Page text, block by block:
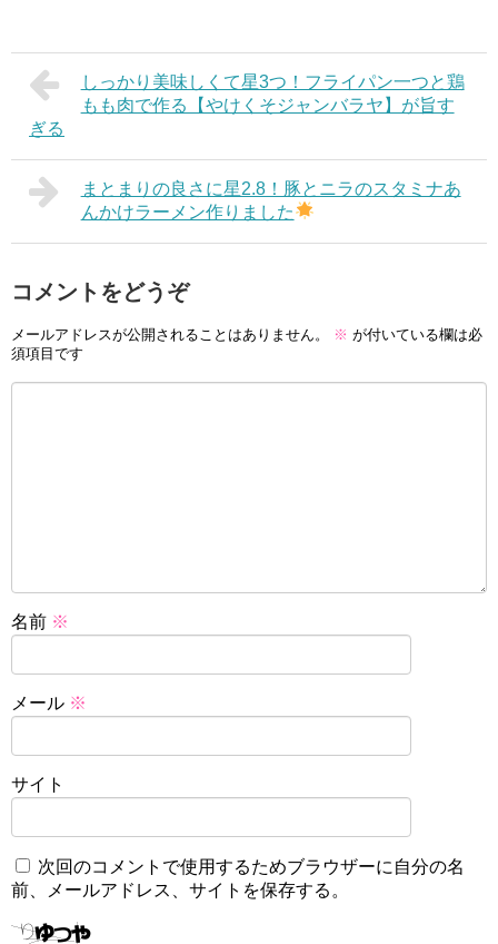
しっかり美味しくて星3つ！フライパン一つと鶏
もも肉で作る【やけくそジャンバラヤ】が旨す
ぎる
まとまりの良さに星2.8！豚とニラのスタミナあ
んかけラーメン作りました
コメントをどうぞ
メールアドレスが公開されることはありません。 ※ が付いている欄は必
須項目です
名前 ※
メール ※
サイト
次回のコメントで使用するためブラウザーに自分の名
前、メールアドレス、サイトを保存する。